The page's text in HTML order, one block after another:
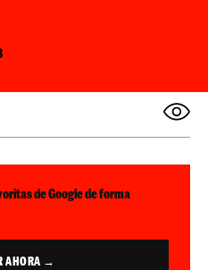
de Google de forma
AHORA →